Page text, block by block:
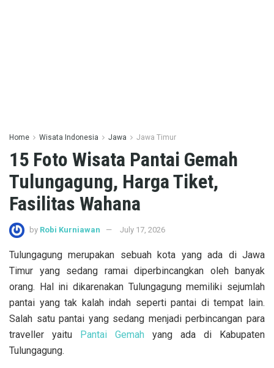
Home Wisata Indonesia Jawa Jawa Timur
15 Foto Wisata Pantai Gemah
Tulungagung, Harga Tiket,
Fasilitas Wahana
by Robi Kurniawan July 17, 2026
Tulungagung merupakan sebuah kota yang ada di Jawa
Timur yang sedang ramai diperbincangkan oleh banyak
orang. Hal ini dikarenakan Tulungagung memiliki sejumlah
pantai yang tak kalah indah seperti pantai di tempat lain.
Salah satu pantai yang sedang menjadi perbincangan para
traveller yaitu Pantai Gemah yang ada di Kabupaten
Tulungagung.